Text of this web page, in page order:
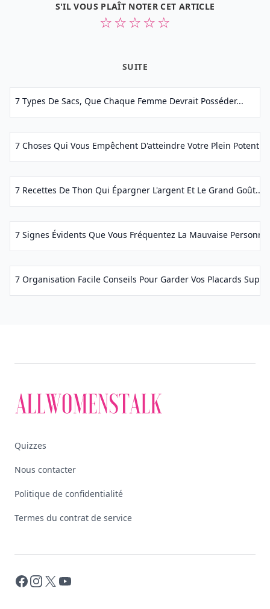
S'IL VOUS PLAÎT NOTER CET ARTICLE
☆
☆
☆
☆
☆
SUITE
7 Types De Sacs, Que Chaque Femme Devrait Posséder...
7 Choses Qui Vous Empêchent D'atteindre Votre Plein
7 Recettes De Thon Qui Épargner L'argent Et Le Grand Goût...
7 Signes Évidents Que Vous Fréquentez La Mauvaise
7 Organisation Facile Conseils Pour Garder Vos Placards
Quizzes
Nous contacter
Politique de confidentialité
Termes du contrat de service
Facebook
Instagram
X YouTube